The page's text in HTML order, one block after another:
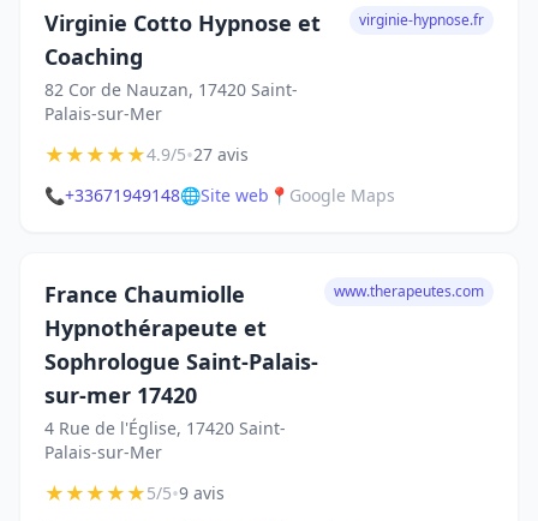
Virginie Cotto Hypnose et
Coaching
82 Cor de Nauzan, 17420 Saint-
Palais-sur-Mer
virginie-hypnose.fr
★★★★★4.9/5•27 avis
📞+33671949148🌐Site web 📍 Google Maps
France Chaumiolle
Hypnothérapeute et
Sophrologue Saint-Palais-
sur-mer 17420
4 Rue de l'Église, 17420 Saint-
Palais-sur-Mer
www.therapeutes.com
★★★★★5/5•9 avis